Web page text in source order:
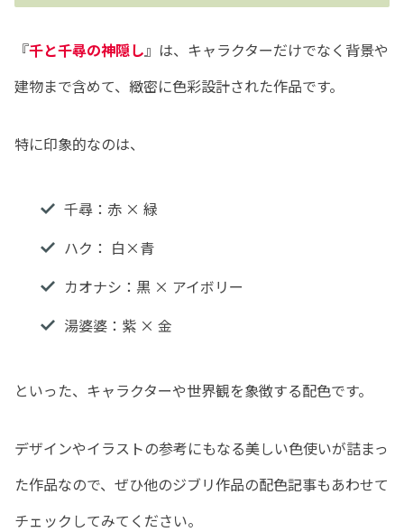
『千と千尋の神隠し』は、キャラクターだけでなく背景や
建物まで含めて、緻密に色彩設計された作品です。
特に印象的なのは、
千尋：赤 × 緑
ハク： 白×青
カオナシ：黒 × アイボリー
湯婆婆：紫 × 金
といった、キャラクターや世界観を象徴する配色です。
デザインやイラストの参考にもなる美しい色使いが詰まっ
た作品なので、ぜひ他のジブリ作品の配色記事もあわせて
チェックしてみてください。